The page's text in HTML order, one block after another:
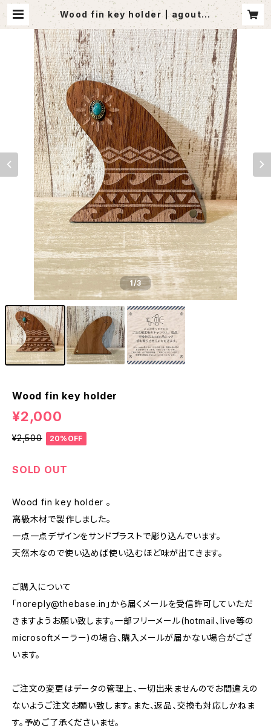
Wood fin key holder | agoutle
t
1/3
Wood fin key holder
¥2,000
¥2,500 20%OFF
SOLD OUT
Wood fin key holder 。
高級木材で製作しました。
一点一点デザインをサンドブラストで彫り込んでいます。
天然木なので使い込めば使い込むほど味が出てきます。
ご購入について
「noreply@thebase.in 」から届くメールを受信許可していただ
きますようお願い致します。一部フリーメール(hotmail、live等の
microsoftメーラー)の場合、購入メールが届かない場合がござ
います。
ご注文の変更はデータの管理上、一切出来ませんのでお間違えの
ないようご注文お願い致します。また、返品、交換も対応しかねま
す。予めご了承くださいませ。